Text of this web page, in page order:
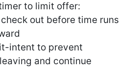
to limit offer:
out before time runs
intent to prevent
and continue